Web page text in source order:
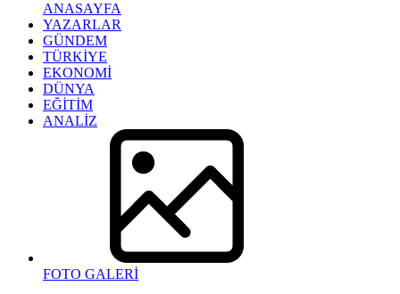
ANASAYFA
YAZARLAR
GÜNDEM
TÜRKİYE
EKONOMİ
DÜNYA
EĞİTİM
ANALİZ
FOTO GALERİ